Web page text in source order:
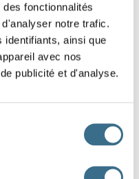
fonctionnalités
notre trafic.
identifiants, ainsi que
avec nos
publicité et d'analyse.